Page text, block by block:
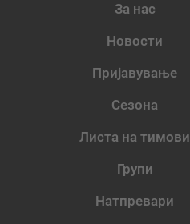
За нас
Новости
Пријавување
Сезона
Листа на тимови
Групи
Натпревари